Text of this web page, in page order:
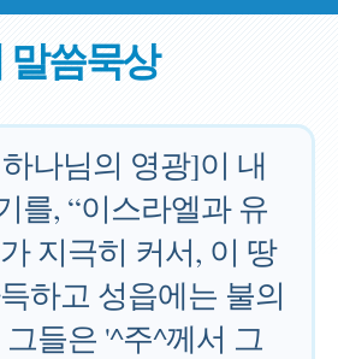
말씀묵상
나님의 영광]이 내
를, “이스라엘과 유
지극히 커서, 이 땅
하고 성읍에는 불의
들은 '^주^께서 그